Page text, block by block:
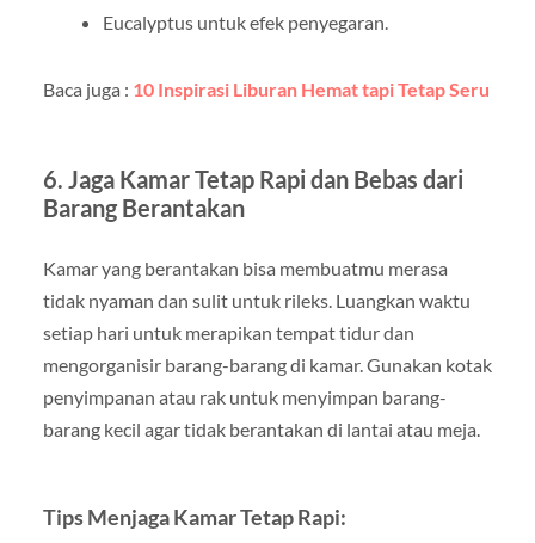
Eucalyptus untuk efek penyegaran.
Baca juga : 10 Inspirasi Liburan Hemat tapi Tetap Seru
6. Jaga Kamar Tetap Rapi dan Bebas dari
Barang Berantakan
Kamar yang berantakan bisa membuatmu merasa
tidak nyaman dan sulit untuk rileks. Luangkan waktu
setiap hari untuk merapikan tempat tidur dan
mengorganisir barang-barang di kamar. Gunakan kotak
penyimpanan atau rak untuk menyimpan barang-
barang kecil agar tidak berantakan di lantai atau meja.
Tips Menjaga Kamar Tetap Rapi: